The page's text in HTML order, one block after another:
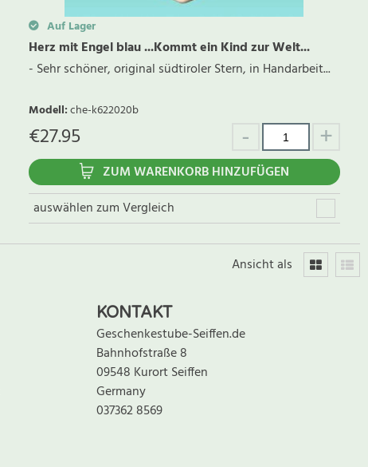
Auf Lager
Herz mit Engel blau ...Kommt ein Kind zur Welt...
- Sehr schöner, original südtiroler Stern, in Handarbeit...
Modell:che-k622020b
€27.95
ZUM WARENKORB HINZUFÜGEN
auswählen zum Vergleich
Ansicht als
KONTAKT
Geschenkestube-Seiffen.de
Bahnhofstraße 8
09548 Kurort Seiffen
Germany
037362 8569